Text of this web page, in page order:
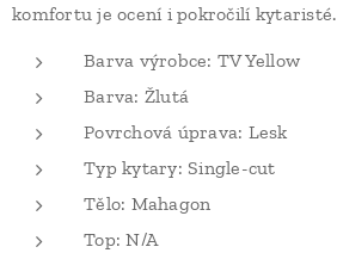
komfortu je ocení i pokročilí kytaristé.
Barva výrobce: TV Yellow
Barva: Žlutá
Povrchová úprava: Lesk
Typ kytary: Single-cut
Tělo: Mahagon
Top: N/A